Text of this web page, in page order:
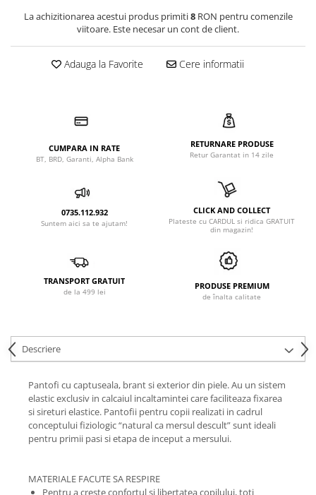
La achizitionarea acestui produs primiti8RON pentru comenzile
viitoare. Este necesar un cont de client.
Adauga la Favorite Cere informatii
CUMPARA IN RATE
BT, BRD, Garanti, Alpha Bank
RETURNARE PRODUSE
Retur Garantat in 14 zile
0735.112.932
Suntem aici sa te ajutam!
CLICK AND COLLECT
Plateste cu CARDUL si ridica GRATUIT
din magazin!
TRANSPORT GRATUIT
de la 499 lei
PRODUSE PREMIUM
de înalta calitate
Descriere
Pantofi cu captuseala, brant si exterior din piele. Au un sistem
elastic exclusiv in calcaiul incaltamintei care faciliteaza fixarea
si sireturi elastice. Pantofii pentru copii realizati in cadrul
conceptului fiziologic “natural ca mersul descult” sunt ideali
pentru primii pasi si etapa de inceput a mersului.
MATERIALE FACUTE SA RESPIRE
Pentru a creste confortul si libertatea copilului, toti